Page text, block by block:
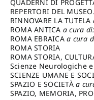
archivistico e librario
cura di: Crispolti Livia
QUADERNI DI
cura di: Giura Longo
REPERTORI DEL MUSEO
CENTRALE DEL
cura di: Pizzo Marco
RINNOVARE LA TUTELA
Cicalò Enrico
ROMA ANTICA a cura
Carlo
ROMA EBRAICAa cura
Procaccia Claudio
ROMA STORIA
ROMA STORIA,
IMMAGINEa cura di:
Marcello
Scienze Neurologiche
Comportamento
SCIENZE UMANE E
di: Iannizzi Salvatore
SPAZIO E SOCIETÀa
Cassetti Roberto
SPAZIO, MEMORIA,